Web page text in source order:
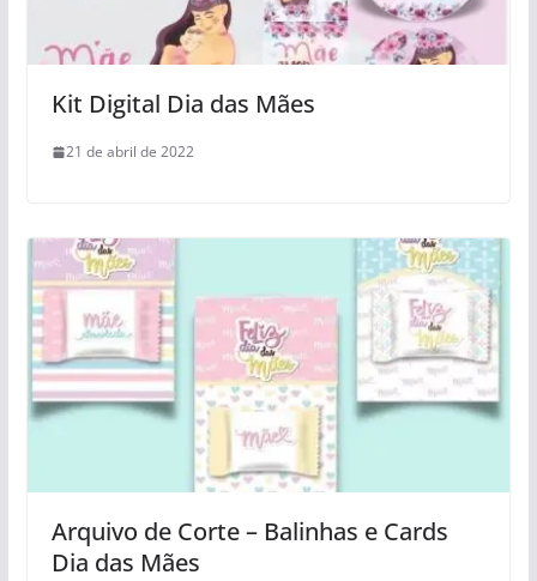
Kit Digital Dia das Mães
21 de abril de 2022
Arquivo de Corte – Balinhas e Cards
Dia das Mães